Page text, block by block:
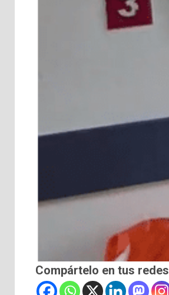
Compártelo en tus redes